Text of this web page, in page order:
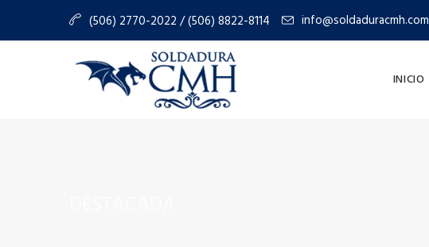
(506) 2770-2022 / (506) 8822-8114 info@soldaduracmh.com
INICIO